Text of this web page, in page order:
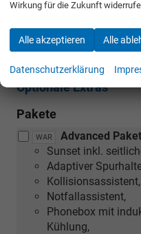
Scheckheftgepflegt
Optionale Extras
Pakete
WAR
Advanced
Sunset inkl.
Adaptiver
Kollisionsassistent,
Notfallassistent,
Phonebox mit
Kühlung,
Wirkung für die Zukunft
Alle akzeptieren Alle
Datenschutzerklärung